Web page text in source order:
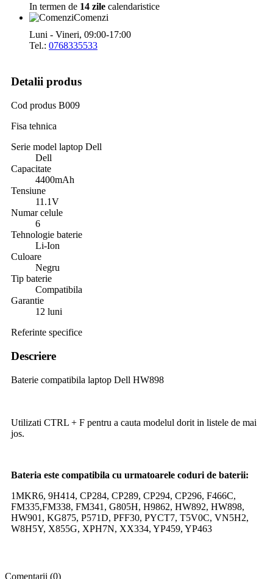
In termen de 14 zile calendaristice
Comenzi
Luni - Vineri, 09:00-17:00
Tel.: 0768335533
Detalii produs
Cod produs B009
Fisa tehnica
Serie model laptop Dell
Dell
Capacitate
4400mAh
Tensiune
11.1V
Numar celule
6
Tehnologie baterie
Li-Ion
Culoare
Negru
Tip baterie
Compatibila
Garantie
12 luni
Referinte specifice
Descriere
Baterie compatibila laptop Dell HW898
Utilizati CTRL + F pentru a cauta modelul dorit in listele de mai
jos.
Bateria este compatibila cu urmatoarele coduri de baterii:
1MKR6, 9H414, CP284, CP289, CP294, CP296, F466C,
FM335,FM338, FM341, G805H, H9862, HW892, HW898,
HW901, KG875, P571D, PFF30, PYCT7, T5V0C, VN5H2,
W8H5Y, X855G, XPH7N, XX334, YP459, YP463
Comentarii (0)